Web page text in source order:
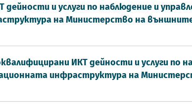
дейности и услуги по наблюдение и
на Министерство на
ИКТ дейности и услуги по
инфраструктура на